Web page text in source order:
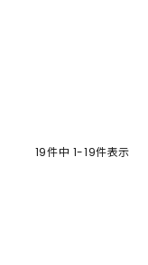
19件中 1-19件表示